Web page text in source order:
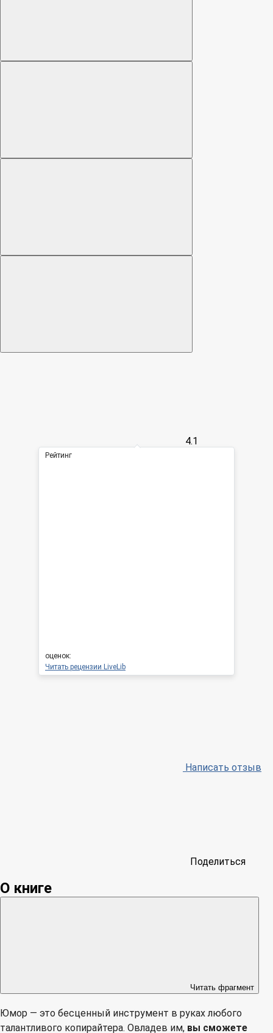
4.1
Рейтинг
оценок:
Читать рецензии LiveLib
Написать отзыв
Поделиться
О книге
Читать фрагмент
Юмор — это бесценный инструмент в руках любого
талантливого копирайтера. Овладев им, вы сможете